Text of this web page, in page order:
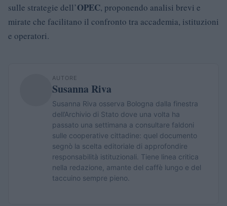
sulle strategie dell’OPEC, proponendo analisi brevi e
mirate che facilitano il confronto tra accademia, istituzioni
e operatori.
AUTORE
Susanna Riva
Susanna Riva osserva Bologna dalla finestra
dell’Archivio di Stato dove una volta ha
passato una settimana a consultare faldoni
sulle cooperative cittadine: quel documento
segnò la scelta editoriale di approfondire
responsabilità istituzionali. Tiene linea critica
nella redazione, amante del caffè lungo e del
taccuino sempre pieno.